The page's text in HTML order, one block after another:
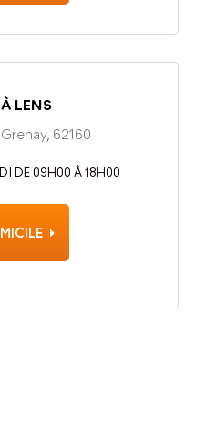
LENS
62160
DE 09H00 À 18H00